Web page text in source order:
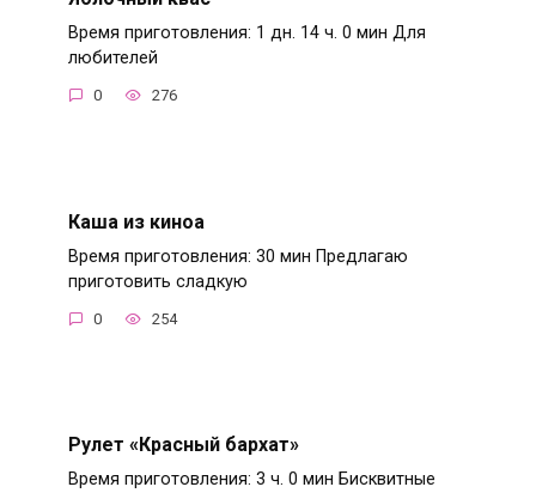
Время приготовления: 1 дн. 14 ч. 0 мин Для
любителей
0 276
Каша из киноа
Время приготовления: 30 мин Предлагаю
приготовить сладкую
0 254
Рулет «Красный бархат»
Время приготовления: 3 ч. 0 мин Бисквитные